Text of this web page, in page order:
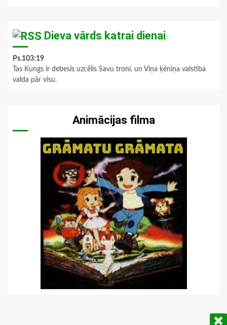
Dieva vārds katrai dienai
Ps.103:19
Tas Kungs ir debesīs uzcēlis Savu troni, un Viņa ķēniņa valstība
valda pār visu.
Animācijas filma